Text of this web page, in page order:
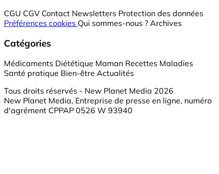
CGU CGV Contact Newsletters Protection des données
Préférences cookies Qui sommes-nous ? Archives
Catégories
Médicaments Diététique Maman Recettes Maladies
Santé pratique Bien-être Actualités
Tous droits réservés - New Planet Media 2026
New Planet Media, Entreprise de presse en ligne, numéro
d'agrément CPPAP 0526 W 93940